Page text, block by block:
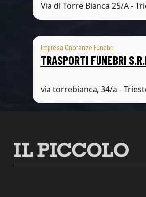
Via di Torre Bianca 25/A -
Impresa Onoranze Funebri
TRASPORTI FUNEBRI
via torrebianca, 34/a -